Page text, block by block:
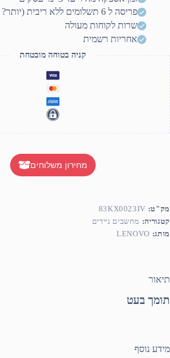
פריסה ל 6 תשלומים ללא ריבית (יותר? דברו איתנו)
שרות לקוחות מעולה
אחריות רשמית
קניה בטוחה מובטחת
מחירון משלוחים
מק"ט: 83KX0023IV
קטגוריה: מחשבים ניידים
מותג: LENOVO
תיאור
תומך בעט
מידע נוסף